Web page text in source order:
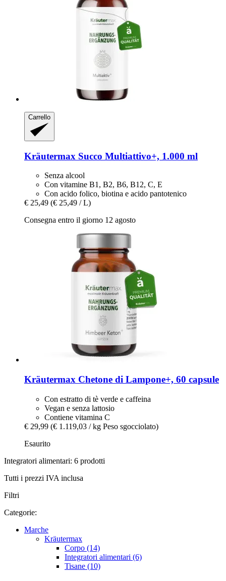
Carrello
Kräutermax Succo Multiattivo+, 1.000 ml
Senza alcool
Con vitamine B1, B2, B6, B12, C, E
Con acido folico, biotina e acido pantotenico
€ 25,49 (€ 25,49 / L)
Consegna entro il giorno 12 agosto
Kräutermax Chetone di Lampone+, 60 capsule
Con estratto di tè verde e caffeina
Vegan e senza lattosio
Contiene vitamina C
€ 29,99 (€ 1.119,03 / kg Peso sgocciolato)
Esaurito
Integratori alimentari: 6 prodotti
Tutti i prezzi IVA inclusa
Filtri
Categorie:
Marche
Kräutermax
Corpo (14)
Integratori alimentari (6)
Tisane (10)